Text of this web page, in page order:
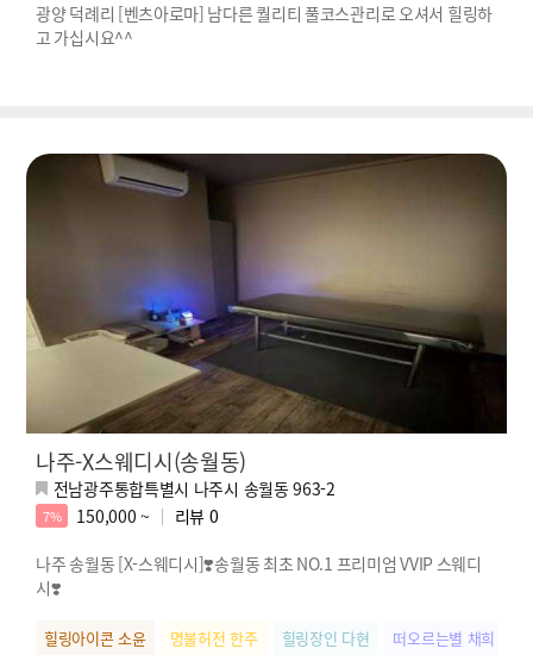
광양 덕례리 [벤츠아로마] 남다른 퀄리티 풀코스관리로 오셔서 힐링하
고 가십시요^^
나주-X스웨디시(송월동)
전남광주통합특별시 나주시 송월동 963-2
7% 150,000 ~ 리뷰 0
나주 송월동 [X-스웨디시]❣️송월동 최초 NO.1 프리미엄 VVIP 스웨디
시❣️
힐링아이콘 소윤 명불허전 한주 힐링장인 다현 떠오르는별 채희